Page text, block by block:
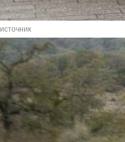
источник